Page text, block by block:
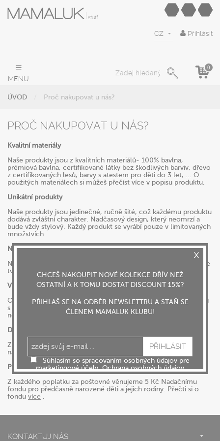
Přihlásit
CZ
MENU
0
ÚVOD Proč nakupovat u nás?
CHCEŠ NAKOUPIT NOVÉ KOLEKCE DŘÍV NEŽ
OSTATNÍ A K TOMU DOSTAT DISCOUNT 15%?
PŘIHLAŠ SE NA ODBĚR NEWSLETTRU A STAŇ SE
ČLENEM MAMALUK KLUBU!
Súhlasím so spracovaním osobných údajov pre
marketingové účely.Ochrana osobných údajov
PROČ NAKUPOVAT U NÁS?
Kvalitní materiály
Naše produkty jsou z kvalitních materiálů- 100% bavlna,
prémiová bavlna, certifikované látky bez škodlivých barviv, dřevo
z certifikovaných lesů, barvy s atestem pro děti do 3 let, ... O
použitých materiálech si můžeš přečíst více v popisu produktu.
Unikátní produkty
Naše produkty jsou jedinečné, ručně šité, což každému produktu
dodává zvláštní charakter. Nadčasový design, který neomrzí a
bude vždy stylový. Každý produkt se vyrábí pouze v limitovaných
množstvích.
Na objednávku
Nabízíme ti možnost personalizovat a přizpůsobit si produkty dle
tvých požadavků.
Vztah k zákazníkovi
Osobní přístup. Tvá spokojenost je pro nás prioritou. Pokud nejsi
s čímkoliv spokojená, informuj nás a my se ti budeme snažit co
nejlépe vyhovět.
Doprava a platby
Zásilky posíláme prostřednictvím kurýrní společnosti DPD. Při
nákupu nad 2400 Kč s DPH, získáváš poštovné zdarma.
Pomáháme
Z každého poplatku za poštovné věnujeme 5 Kč Nadačnímu
fondu pro předčasně narozené děti a jejich rodiny. Přečti si o
fondu více .
KONTAKTUJ NÁS